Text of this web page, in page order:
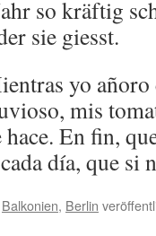
so kräftig
sie giesst.
yo añoro
mis
En fin,
cada día, que
Balkonien, Berlin